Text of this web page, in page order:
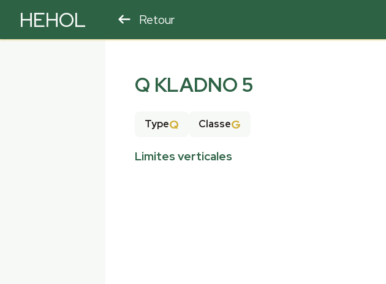
HEHOL Retour
Q KLADNO 5
TypeQ ClasseG
Limites verticales